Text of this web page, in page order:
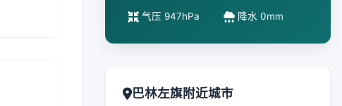
气压 947hPa 降水 0mm
巴林左旗附近城市